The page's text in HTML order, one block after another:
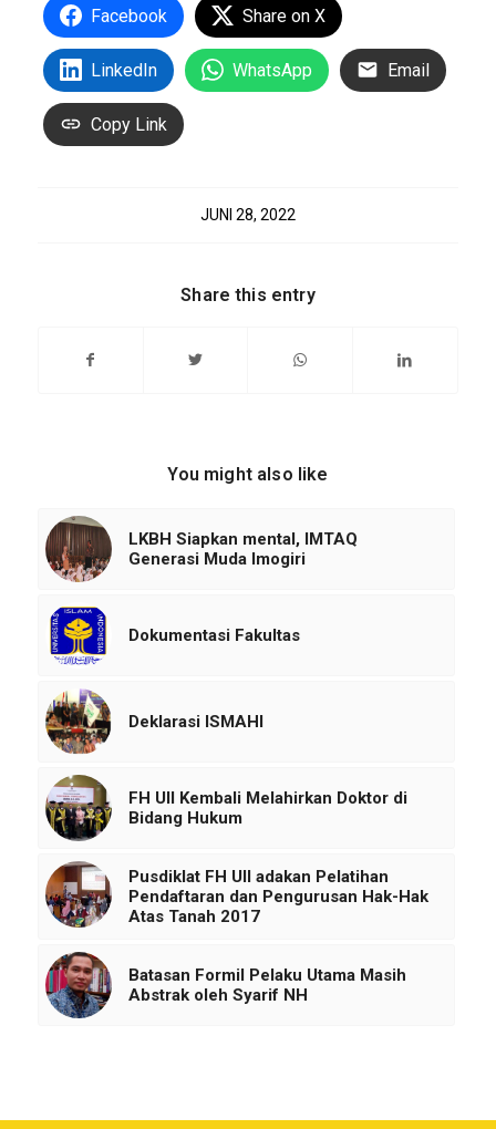
Facebook Share on X
LinkedIn WhatsApp Email
Copy Link
JUNI 28, 2022
Share this entry
You might also like
LKBH Siapkan mental, IMTAQ
Generasi Muda Imogiri
Dokumentasi Fakultas
Deklarasi ISMAHI
FH UII Kembali Melahirkan Doktor di
Bidang Hukum
Pusdiklat FH UII adakan Pelatihan
Pendaftaran dan Pengurusan Hak-Hak
Atas Tanah 2017
Batasan Formil Pelaku Utama Masih
Abstrak oleh Syarif NH